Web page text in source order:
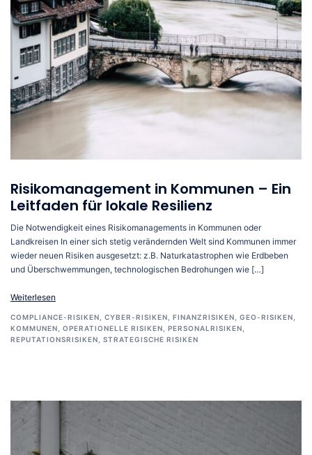
Risikomanagement in Kommunen – Ein
Leitfaden für lokale Resilienz
Die Notwendigkeit eines Risikomanagements in Kommunen oder
Landkreisen In einer sich stetig verändernden Welt sind Kommunen immer
wieder neuen Risiken ausgesetzt: z.B. Naturkatastrophen wie Erdbeben
und Überschwemmungen, technologischen Bedrohungen wie […]
Weiterlesen
COMPLIANCE-RISIKEN CYBER-RISIKEN FINANZRISIKEN GEO-RISIKEN
KOMMUNEN
OPERATIONELLE RISIKEN PERSONALRISIKEN
REPUTATIONSRISIKEN
STRATEGISCHE RISIKEN